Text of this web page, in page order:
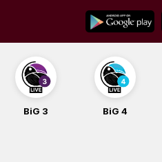
content
BiG 4 BiG Balade